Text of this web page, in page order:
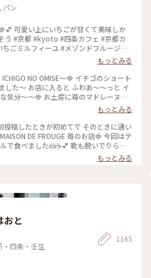
パン
可愛い上にいちごが甘くて美味しか
う #京都 #kyoto #四条カフェ #京都カ
ごミルフィーユ #メゾンドフルージュ
ロベリー #いちご大好き#お茶にしよう
もっとみる
した〜 お店に入ると ふわあ〜〜っと イ
気分〜〜🍓 お土産に苺のマドレーヌを
#イチゴのお店#ショートケーキもっとみる
DE FROUGE 苺のお店🍓 今回はテ
した🍰☕️💕 靴も脱いでりらっ
て、 お店でとはまた違った幸せな苺時間
#ケーキ #苺
もっとみる
おと
・四条・壬生
1165